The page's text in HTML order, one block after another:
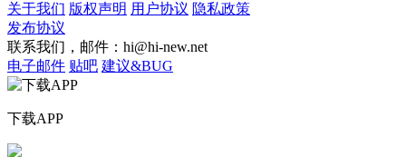
关于我们 版权声明 用户协议 隐私政策
发布协议
联系我们，邮件：hi@hi-new.net
电子邮件 贴吧 建议&BUG
下载APP